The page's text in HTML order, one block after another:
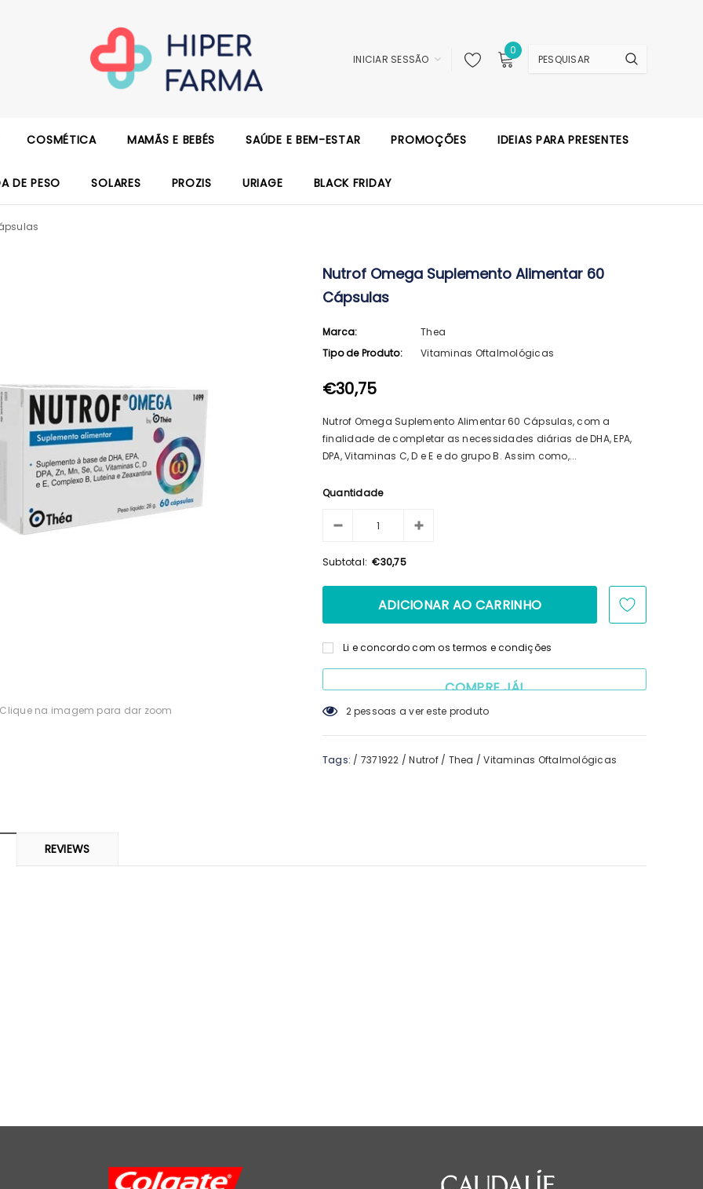
INICIAR SESSÃO
0
COSMÉTICA MAMÃS E BEBÉS SAÚDE E BEM-ESTAR PROMOÇÕES IDEIAS PARA PRESENTES
DE PESO SOLARES PROZIS URIAGE BLACK FRIDAY
Clique na imagem para dar zoom
Nutrof Omega Suplemento Alimentar 60
Cápsulas
Marca:
Thea
Tipo de Produto:
Vitaminas Oftalmológicas
€30,75
Nutrof Omega Suplemento Alimentar 60 Cápsulas, com a
finalidade de completar as necessidades diárias de DHA, EPA,
DPA, Vitaminas C, D e E e do grupo B. Assim como,...
Quantidade
Subtotal: €30,75
Li e concordo com os termos e condições
COMPRE JÁ!
3pessoas a ver este produto
Tags: / 7371922 / Nutrof / Thea / Vitaminas Oftalmológicas
REVIEWS